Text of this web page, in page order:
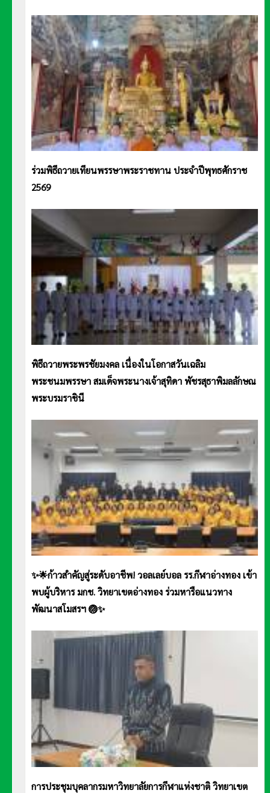
ร่วมพิธีถวายเทียนพรรษาพระราชทาน ประจำปีพุทธศักราช
2569
พิธีถวายพระพรชัยมงคล เนื่องในโอกาสวันเฉลิม
พระชนมพรรษา สมเด็จพระนางเจ้าสุทิดา พัชรสุธาพิมลลักษณ
พระบรมราชินี
✨🌟ก้าวสำคัญสู่ระดับอาชีพ! วอลเลย์บอล รร.กีฬาอ่างทอง เข้า
พบผู้บริหาร มกช. วิทยาเขตอ่างทอง ร่วมหารือแนวทาง
พัฒนาสโมสรฯ 🏐✨
การประชุมบุคลากรมหาวิทยาลัยการกีฬาแห่งชาติ วิทยาเขต